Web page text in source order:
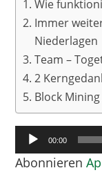
Wie
Immer
Niederlagen
Team –
2
Block
Audio-
Player
00:00
Abonnieren